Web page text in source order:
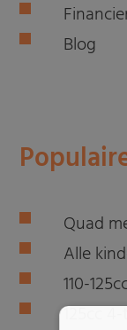
Blog
Quad
Alle
110-
125cc